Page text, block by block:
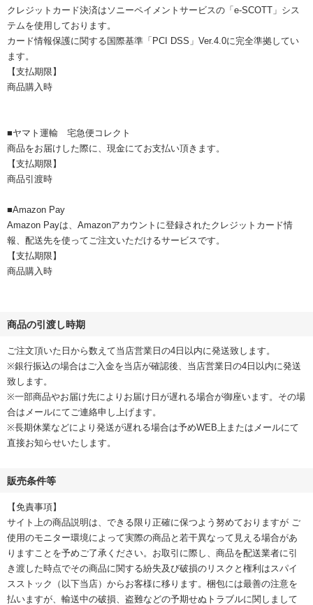
クレジットカード決済はソニーペイメントサービスの「e-SCOTT」シス
テムを使用しております。
カード情報保護に関する国際基準「PCI DSS」Ver.4.0に完全準拠してい
ます。
【支払期限】
商品購入時
■ヤマト運輸 宅急便コレクト
商品をお届けした際に、現金にてお支払い頂きます。
【支払期限】
商品引渡時
■Amazon Pay
Amazon Payは、Amazonアカウントに登録されたクレジットカード情
報、配送先を使ってご注文いただけるサービスです。
【支払期限】
商品購入時
商品の引渡し時期
ご注文頂いた日から数えて当店営業日の4日以内に発送致します。
※銀行振込の場合はご入金を当店が確認後、当店営業日の4日以内に発送
致します。
※一部商品やお届け先によりお届け日が遅れる場合が御座います。その場
合はメールにてご連絡申し上げます。
※長期休業などにより発送が遅れる場合は予めWEB上またはメールにて
直接お知らせいたします。
販売条件等
【免責事項】
サイト上の商品説明は、できる限り正確に保つよう努めておりますが ご
使用のモニター環境によって実際の商品と若干異なって見える場合があ
りますことを予めご了承ください。お取引に際し、商品を配送業者に引
き渡した時点でその商品に関する紛失及び破損のリスクと権利はスパイ
スストック（以下当店）からお客様に移ります。梱包には最善の注意を
払いますが、輸送中の破損、盗難などの予期せぬトラブルに関しまして